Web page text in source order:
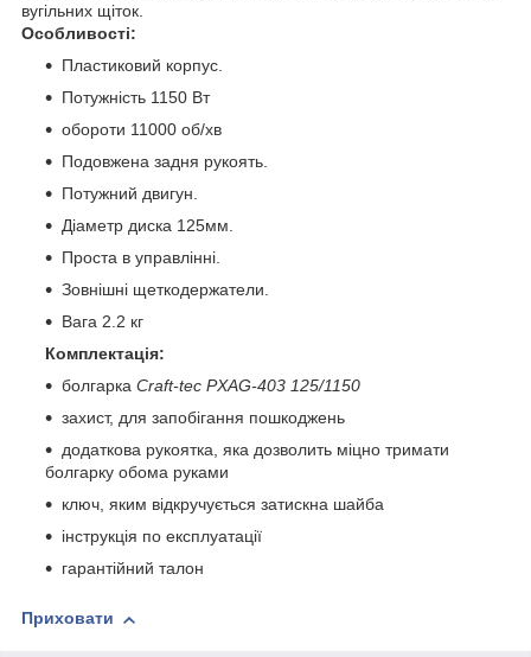
вугільних щіток.
Особливості:
Пластиковий корпус.
Потужність 1150 Вт
обороти 11000 об/хв
Подовжена задня рукоять.
Потужний двигун.
Діаметр диска 125мм.
Проста в управлінні.
Зовнішні щеткодержатели.
Вага 2.2 кг
Комплектація:
болгарка Craft-tec PXAG-403 125/1150
захист, для запобігання пошкоджень
додаткова рукоятка, яка дозволить міцно тримати
болгарку обома руками
ключ, яким відкручується затискна шайба
інструкція по експлуатації
гарантійний талон
Приховати